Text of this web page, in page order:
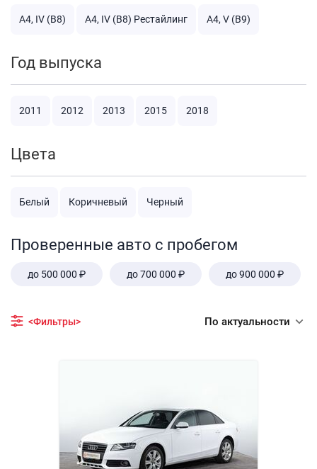
A4, IV (B8) A4, IV (B8) Рестайлинг A4, V (B9)
Год выпуска
2011 2012 2013 2015 2018
Цвета
Белый Коричневый Черный
Проверенные авто с пробегом
до 500 000 ₽ до 700 000 ₽ до 900 000 ₽
<Фильтры> По актуальности